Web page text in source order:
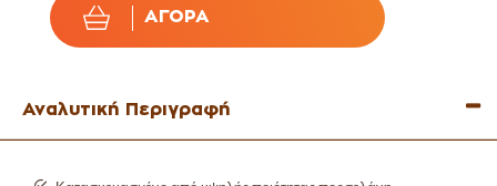
ΑΓΟΡΆ
Αναλυτική Περιγραφή